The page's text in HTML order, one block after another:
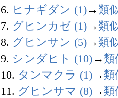
6. ヒナギダン (1)→ 類
7. グヒンカゼ (1)→ 類
8. グヒンサン (5)→ 類
9. シンダヒト (10)→ 類
10. タンマクラ (1)→ 類
11. グヒンサマ (8)→ 類